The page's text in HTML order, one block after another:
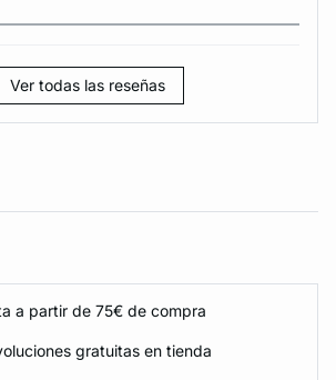
Ver todas las reseñas
a partir de 75€ de compra
gratuitas en tienda